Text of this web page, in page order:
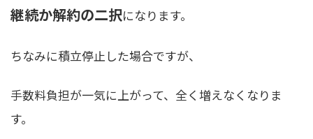
継続か解約の二択になります。
ちなみに積立停止した場合ですが、
手数料負担が一気に上がって、全く増えなくなりま
す。